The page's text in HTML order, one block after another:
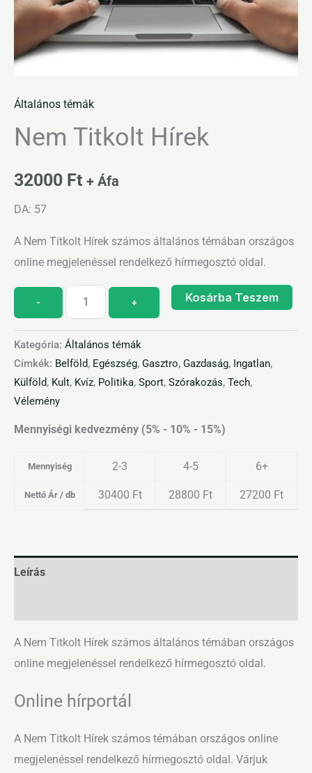
Általános témák
Nem Titkolt Hírek
32000 Ft + Áfa
DA: 57
A Nem Titkolt Hírek számos általános témában országos
online megjelenéssel rendelkező hírmegosztó oldal.
- + Kosárba Teszem
Kategória: Általános témák
Címkék: Belföld, Egészség, Gasztro, Gazdaság, Ingatlan,
Külföld, Kult, Kvíz, Politika, Sport, Szórakozás, Tech,
Vélemény
Mennyiségi kedvezmény (5% - 10% - 15%)
Mennyiség 2-3 4-5 6+
Nettó Ár / db 30400 Ft 28800 Ft 27200 Ft
Leírás
A Nem Titkolt Hírek számos általános témában országos
online megjelenéssel rendelkező hírmegosztó oldal.
Online hírportál
A Nem Titkolt Hírek számos témában országos online
megjelenéssel rendelkező hírmegosztó oldal. Várjuk